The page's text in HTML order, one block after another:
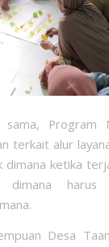
sama, Program
terkait alur
dimana ketika
dimana harus
Desa